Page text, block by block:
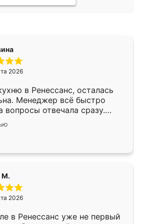
2026
в Ренессанс, осталась
Менеджер всё быстро
вопросы отвечала сразу.
в субботу, подошёл к
ответственностью. Собрали
работали аккуратно, даже
М.
2026
в Ренессанс уже не первый